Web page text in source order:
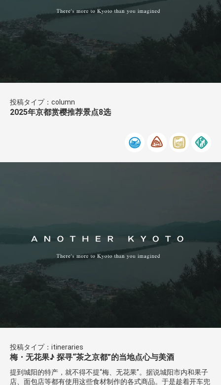
投稿タイプ：column
2025年京都赏樱推荐景点8选
投稿タイプ：itineraries
梅・无花果♪ 探寻“茶之京都”的当地点心与美酒
提到城阳的特产，就不得不提“梅、无花果”。据说城阳市内和果子
店、面包店等都有使用这些食材制作的各式商品。于是趁着开车兜